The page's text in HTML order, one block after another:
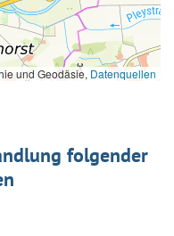
und Geodäsie, Datenquellen
folgender